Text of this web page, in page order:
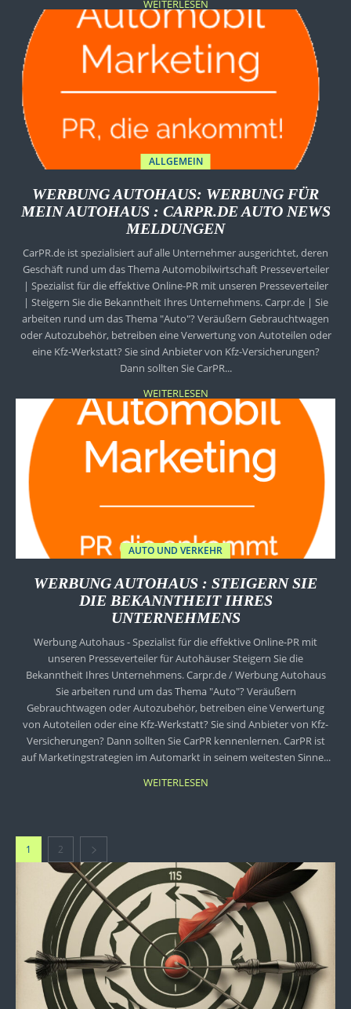
WEITERLESEN
ALLGEMEIN
WERBUNG AUTOHAUS: WERBUNG FÜR
MEIN AUTOHAUS : CARPR.DE AUTO NEWS
MELDUNGEN
CarPR.de ist spezialisiert auf alle Unternehmer ausgerichtet, deren
Geschäft rund um das Thema Automobilwirtschaft Presseverteiler
| Spezialist für die effektive Online-PR mit unseren Presseverteiler
| Steigern Sie die Bekanntheit Ihres Unternehmens. Carpr.de | Sie
arbeiten rund um das Thema "Auto"? Veräußern Gebrauchtwagen
oder Autozubehör, betreiben eine Verwertung von Autoteilen oder
eine Kfz-Werkstatt? Sie sind Anbieter von Kfz-Versicherungen?
Dann sollten Sie CarPR...
WEITERLESEN
AUTO UND VERKEHR
WERBUNG AUTOHAUS : STEIGERN SIE
DIE BEKANNTHEIT IHRES
UNTERNEHMENS
Werbung Autohaus - Spezialist für die effektive Online-PR mit
unseren Presseverteiler für Autohäuser Steigern Sie die
Bekanntheit Ihres Unternehmens. Carpr.de / Werbung Autohaus
Sie arbeiten rund um das Thema "Auto"? Veräußern
Gebrauchtwagen oder Autozubehör, betreiben eine Verwertung
von Autoteilen oder eine Kfz-Werkstatt? Sie sind Anbieter von Kfz-
Versicherungen? Dann sollten Sie CarPR kennenlernen. CarPR ist
auf Marketingstrategien im Automarkt in seinem weitesten Sinne...
WEITERLESEN
1 2